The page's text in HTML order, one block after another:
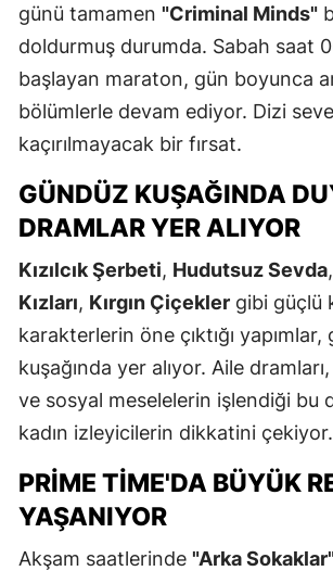
günü tamamen "Criminal Minds"
doldurmuş durumda. Sabah saat
başlayan maraton, gün boyunca
bölümlerle devam ediyor. Dizi
kaçırılmayacak bir fırsat.
GÜNDÜZ KUŞAĞINDA
DRAMLAR YER ALIYOR
Kızılcık Şerbeti, Hudutsuz Sevda,
Kızları, Kırgın Çiçekler gibi güçlü
karakterlerin öne çıktığı yapımlar,
kuşağında yer alıyor. Aile
ve sosyal meselelerin işlendiği bu
kadın izleyicilerin dikkatini çekiyor.
PRIME TIME'DA BÜYÜK
YAŞANIYOR
Akşam saatlerinde "Arka